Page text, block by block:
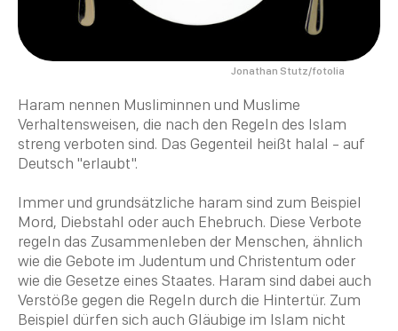
Jonathan Stutz/fotolia
Haram nennen Musliminnen und Muslime
Verhaltensweisen, die nach den Regeln des Islam
streng verboten sind. Das Gegenteil heißt halal - auf
Deutsch "erlaubt".
Immer und grundsätzliche haram sind zum Beispiel
Mord, Diebstahl oder auch Ehebruch. Diese Verbote
regeln das Zusammenleben der Menschen, ähnlich
wie die Gebote im Judentum und Christentum oder
wie die Gesetze eines Staates. Haram sind dabei auch
Verstöße gegen die Regeln durch die Hintertür. Zum
Beispiel dürfen sich auch Gläubige im Islam nicht